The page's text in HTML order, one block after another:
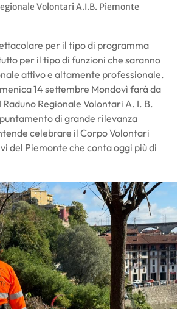
Volontari A.I.B. Piemonte
per il tipo di programma
per il tipo di funzioni che saranno
attivo e altamente professionale.
14 settembre Mondovì farà da
Regionale Volontari A. I. B.
di grande rilevanza
celebrare il Corpo Volontari
del Piemonte che conta oggi più di